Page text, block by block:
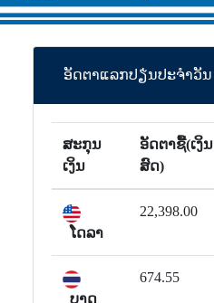
ອັດຕາແລກປຽ່ນປະຈຳວັນ
ສະກຸນ
ເງິນ
ອັດຕາຊື້(ເງິນ
ສົດ)
ໂດລາ
22,398.00
ບາດ
674.55